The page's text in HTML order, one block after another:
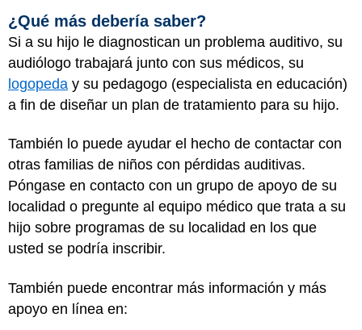
¿Qué más debería saber?
Si a su hijo le diagnostican un problema auditivo, su
audiólogo trabajará junto con sus médicos, su
logopeda y su pedagogo (especialista en educación)
a fin de diseñar un plan de tratamiento para su hijo.
También lo puede ayudar el hecho de contactar con
otras familias de niños con pérdidas auditivas.
Póngase en contacto con un grupo de apoyo de su
localidad o pregunte al equipo médico que trata a su
hijo sobre programas de su localidad en los que
usted se podría inscribir.
También puede encontrar más información y más
apoyo en línea en: